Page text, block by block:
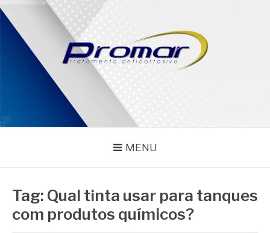
Pular
para
conteúdo
PROMAR
MENU
Tag: Qual tinta usar para tanques
com produtos químicos?